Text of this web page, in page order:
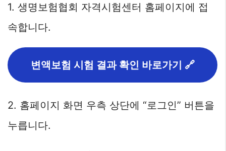
1. 생명보험협회 자격시험센터 홈페이지에 접
속합니다.
변액보험 시험 결과 확인 바로가기 🔗
2. 홈페이지 화면 우측 상단에 “로그인” 버튼을
누릅니다.